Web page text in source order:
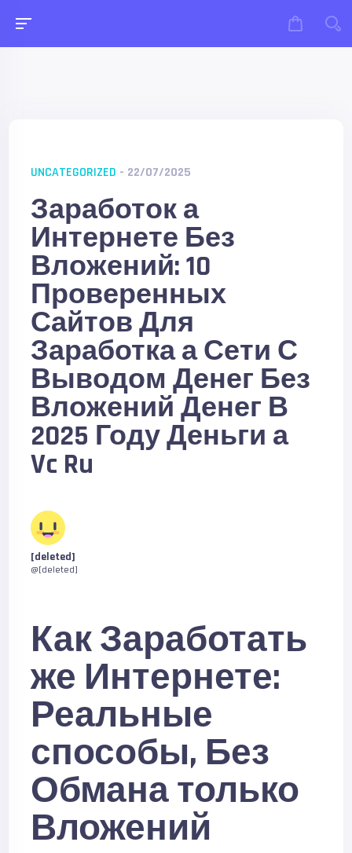
UNCATEGORIZED - 22/07/2025
Заработок а
Интернете Без
Вложений: 10
Проверенных
Сайтов Для
Заработка а Сети С
Выводом Денег Без
Вложений Денег В
2025 Году Деньги а
Vc Ru
[deleted]
@[deleted]
Как Заработать
же Интернете:
Реальные
способы, Без
Обмана только
Вложений